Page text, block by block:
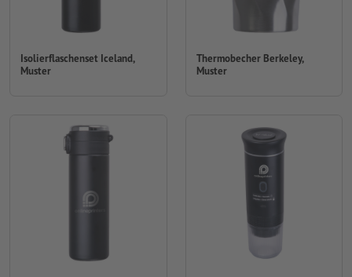
Isolierflaschenset Iceland,
Muster
Thermobecher Berkeley,
Muster